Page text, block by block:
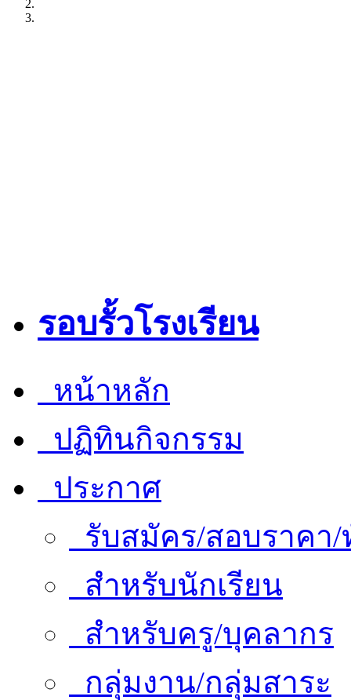
รอบรั้วโรงเรียน
หน้าหลัก
ปฏิทินกิจกรรม
ประกาศ
รับสมัคร/สอบราคา/
สำหรับนักเรียน
สำหรับครู/บุคลากร
กลุ่มงาน/กลุ่มสาระ